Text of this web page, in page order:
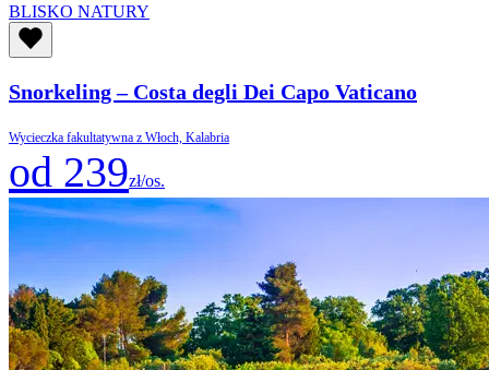
BLISKO NATURY
Snorkeling – Costa degli Dei Capo Vaticano
Wycieczka fakultatywna z Włoch, Kalabria
od 239zł/os.